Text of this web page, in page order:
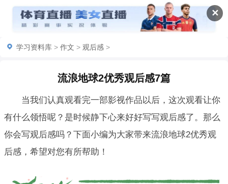
✕
学习资料库 > 作文 > 观后感 >
流浪地球2优秀观后感7篇
当我们认真观看完一部影视作品以后，这次观看让你
有什么领悟呢？是时候静下心来好好写写观后感了。那么
你会写观后感吗？下面小编为大家带来流浪地球2优秀观
后感，希望对您有所帮助！